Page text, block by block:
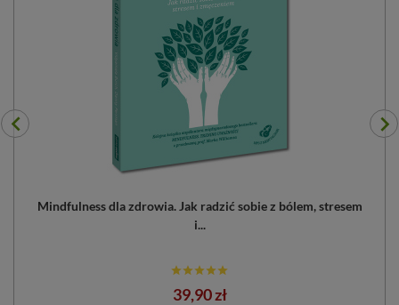
Mindfulness dla zdrowia. Jak radzić sobie z bólem, stresem
i...
Cena
39,90 zł